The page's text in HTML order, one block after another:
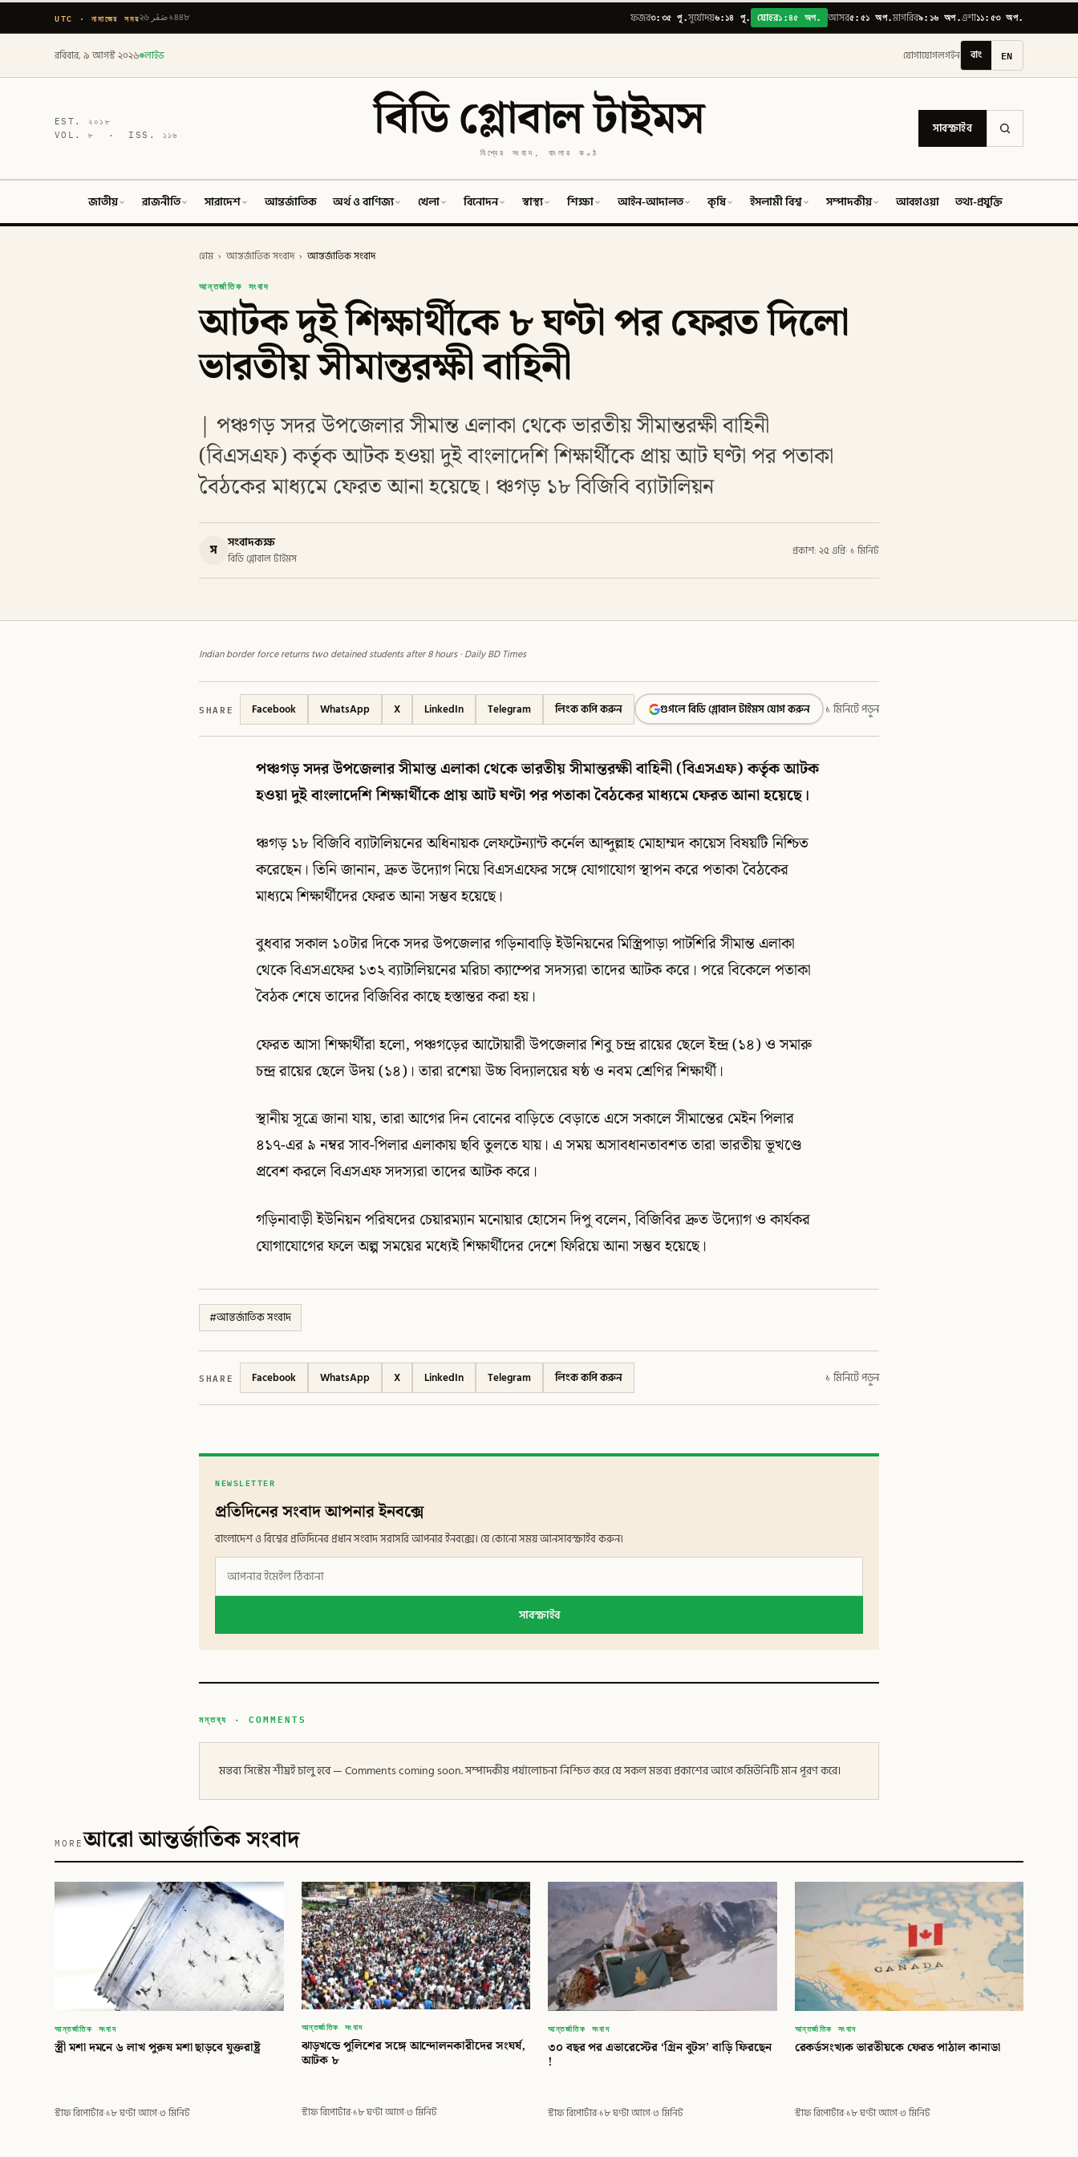
UTC · নামাজের সময় ২৬ صَفَر ১৪৪৮ ফজর৩:৩৫ পূ.সূর্যোদয়৬:১৪ পূ. যোহর১:৪৫ অপ. আসর৫:৫১ অপ.মাগরিব৯:১৬ অপ.এশা১১:৫৩ অপ.
রবিবার, ৯ আগস্ট ২০২৬ লাইভ যোগাযোগলগইন বাং EN
EST.২০১৮
VOL.৮ · ISS. ১১৬ বিডি গ্লোবাল টাইমস
বিশ্বের সংবাদ, বাংলার কণ্ঠ
সাবস্ক্রাইব
জাতীয় রাজনীতি সারাদেশ আন্তর্জাতিক অর্থ ও বাণিজ্য খেলা বিনোদন স্বাস্থ্য শিক্ষা আইন-আদালত কৃষি ইসলামী বিশ্ব সম্পাদকীয় আবহাওয়া তথ্য-প্রযুক্তি
হোম › আন্তর্জাতিক সংবাদ › আন্তর্জাতিক সংবাদ
আন্তর্জাতিক সংবাদ
আটক দুই শিক্ষার্থীকে ৮ ঘণ্টা পর ফেরত দিলো
ভারতীয় সীমান্তরক্ষী বাহিনী
| পঞ্চগড় সদর উপজেলার সীমান্ত এলাকা থেকে ভারতীয় সীমান্তরক্ষী বাহিনী
(বিএসএফ) কর্তৃক আটক হওয়া দুই বাংলাদেশি শিক্ষার্থীকে প্রায় আট ঘণ্টা পর পতাকা
বৈঠকের মাধ্যমে ফেরত আনা হয়েছে। ঞ্চগড় ১৮ বিজিবি ব্যাটালিয়ন
স সংবাদকক্ষ
বিডি গ্লোবাল টাইমস
প্রকাশ: ২৫ এপ্রি· ১ মিনিট
Indian border force returns two detained students after 8 hours · Daily BD Times
SHARE Facebook WhatsApp X LinkedIn Telegram লিংক কপি করুন গুগলে বিডি গ্লোবাল টাইমস যোগ করুন ১ মিনিটে পড়ুন
পঞ্চগড় সদর উপজেলার সীমান্ত এলাকা থেকে ভারতীয় সীমান্তরক্ষী বাহিনী (বিএসএফ) কর্তৃক আটক
হওয়া দুই বাংলাদেশি শিক্ষার্থীকে প্রায় আট ঘণ্টা পর পতাকা বৈঠকের মাধ্যমে ফেরত আনা হয়েছে।
ঞ্চগড় ১৮ বিজিবি ব্যাটালিয়নের অধিনায়ক লেফটেন্যান্ট কর্নেল আব্দুল্লাহ মোহাম্মদ কায়েস বিষয়টি নিশ্চিত
করেছেন। তিনি জানান, দ্রুত উদ্যোগ নিয়ে বিএসএফের সঙ্গে যোগাযোগ স্থাপন করে পতাকা বৈঠকের
মাধ্যমে শিক্ষার্থীদের ফেরত আনা সম্ভব হয়েছে।
বুধবার সকাল ১০টার দিকে সদর উপজেলার গড়িনাবাড়ি ইউনিয়নের মিস্ত্রিপাড়া পাটশিরি সীমান্ত এলাকা
থেকে বিএসএফের ১৩২ ব্যাটালিয়নের মরিচা ক্যাম্পের সদস্যরা তাদের আটক করে। পরে বিকেলে পতাকা
বৈঠক শেষে তাদের বিজিবির কাছে হস্তান্তর করা হয়।
ফেরত আসা শিক্ষার্থীরা হলো, পঞ্চগড়ের আটোয়ারী উপজেলার শিবু চন্দ্র রায়ের ছেলে ইন্দ্র (১৪) ও সমারু
চন্দ্র রায়ের ছেলে উদয় (১৪)। তারা রশেয়া উচ্চ বিদ্যালয়ের ষষ্ঠ ও নবম শ্রেণির শিক্ষার্থী।
স্থানীয় সূত্রে জানা যায়, তারা আগের দিন বোনের বাড়িতে বেড়াতে এসে সকালে সীমান্তের মেইন পিলার
৪১৭-এর ৯ নম্বর সাব-পিলার এলাকায় ছবি তুলতে যায়। এ সময় অসাবধানতাবশত তারা ভারতীয় ভূখণ্ডে
প্রবেশ করলে বিএসএফ সদস্যরা তাদের আটক করে।
গড়িনাবাড়ী ইউনিয়ন পরিষদের চেয়ারম্যান মনোয়ার হোসেন দিপু বলেন, বিজিবির দ্রুত উদ্যোগ ও কার্যকর
যোগাযোগের ফলে অল্প সময়ের মধ্যেই শিক্ষার্থীদের দেশে ফিরিয়ে আনা সম্ভব হয়েছে।
#আন্তর্জাতিক সংবাদ
SHARE Facebook WhatsApp X LinkedIn Telegram লিংক কপি করুন ১ মিনিটে পড়ুন
NEWSLETTER
প্রতিদিনের সংবাদ আপনার ইনবক্সে
বাংলাদেশ ও বিশ্বের প্রতিদিনের প্রধান সংবাদ সরাসরি আপনার ইনবক্সে। যে কোনো সময় আনসাবস্ক্রাইব করুন।
সাবস্ক্রাইব
মন্তব্য · COMMENTS
মন্তব্য সিস্টেম শীঘ্রই চালু হবে — Comments coming soon. সম্পাদকীয় পর্যালোচনা নিশ্চিত করে যে সকল মন্তব্য প্রকাশের আগে কমিউনিটি মান পূরণ করে।
MOREআরো আন্তর্জাতিক সংবাদ
আন্তর্জাতিক সংবাদ
স্ত্রী মশা দমনে ৬ লাখ পুরুষ মশা ছাড়বে যুক্তরাষ্ট্র
স্টাফ রিপোর্টার·১৮ ঘণ্টা আগে·৩ মিনিট
আন্তর্জাতিক সংবাদ
ঝাড়খন্ডে পুলিশের সঙ্গে আন্দোলনকারীদের সংঘর্ষ,
আটক ৮
স্টাফ রিপোর্টার·১৮ ঘণ্টা আগে·৩ মিনিট
আন্তর্জাতিক সংবাদ
৩০ বছর পর এভারেস্টের ‘গ্রিন বুটস’ বাড়ি ফিরছেন
!
স্টাফ রিপোর্টার·১৮ ঘণ্টা আগে·৩ মিনিট
আন্তর্জাতিক সংবাদ
রেকর্ডসংখ্যক ভারতীয়কে ফেরত পাঠাল কানাডা
স্টাফ রিপোর্টার·১৮ ঘণ্টা আগে·৩ মিনিট